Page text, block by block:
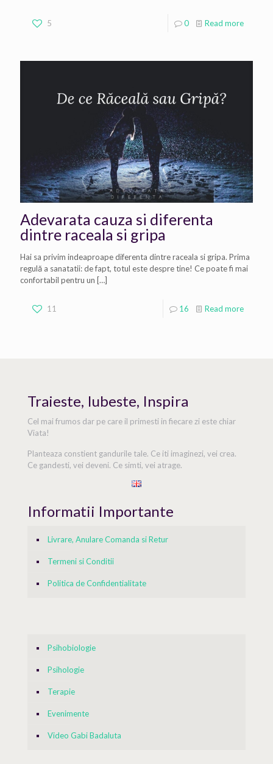
5 0 Read more
Adevarata cauza si diferenta
dintre raceala si gripa
Hai sa privim indeaproape diferenta dintre raceala si gripa. Prima
regulă a sanatatii: de fapt, totul este despre tine! Ce poate fi mai
confortabil pentru un […]
11 16 Read more
Traieste, Iubeste, Inspira
Cel mai frumos dar pe care il primesti in fiecare zi este chiar
Viata!
Planteaza constient gandurile tale. Ce iti imaginezi, vei crea.
Ce gandesti, vei deveni. Ce simti, vei atrage.
Informatii Importante
Livrare, Anulare Comanda si Retur
Termeni si Conditii
Politica de Confidentialitate
Psihobiologie
Psihologie
Terapie
Evenimente
Video Gabi Badaluta